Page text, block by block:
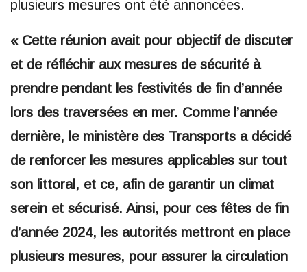
plusieurs mesures ont été annoncées.
« Cette réunion avait pour objectif de discuter
et de réfléchir aux mesures de sécurité à
prendre pendant les festivités de fin d’année
lors des traversées en mer. Comme l’année
dernière, le ministère des Transports a décidé
de renforcer les mesures applicables sur tout
son littoral, et ce, afin de garantir un climat
serein et sécurisé. Ainsi, pour ces fêtes de fin
d’année 2024, les autorités mettront en place
plusieurs mesures, pour assurer la circulation